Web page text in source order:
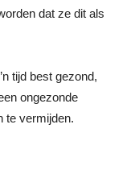
dat ze dit als
tijd best gezond,
ongezonde
te vermijden.